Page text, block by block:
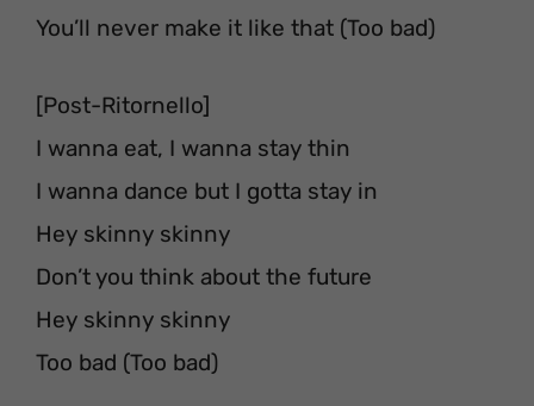
You’ll never make it like that (Too bad)
[Post-Ritornello]
I wanna eat, I wanna stay thin
I wanna dance but I gotta stay in
Hey skinny skinny
Don’t you think about the future
Hey skinny skinny
Too bad (Too bad)